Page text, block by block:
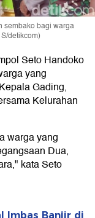
sembako bagi warga
detikcom)
Seto Handoko
yang
Gading,
Kelurahan
warga yang
Dua,
kata Seto
Imbas Banjir di